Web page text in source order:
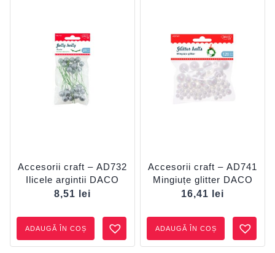
Accesorii craft – AD732
Ilicele argintii DACO
8,51
lei
ADAUGĂ ÎN COȘ
Accesorii craft – AD741
Mingiuțe glitter DACO
16,41
lei
ADAUGĂ ÎN COȘ